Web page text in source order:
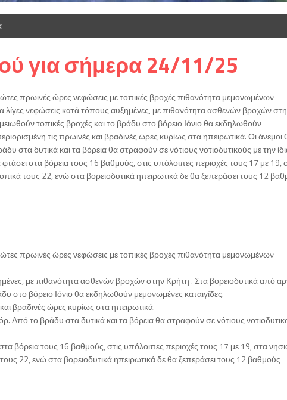
για σήμερα 24/11/25
πρωινές ώρες νεφώσεις με τοπικές βροχές πιθανότητα μεμονωμένων
νεφώσεις κατά τόπους αυξημένες, με πιθανότητα ασθενών βροχών
τοπικές βροχές και το βράδυ στο βόρειο Ιόνιο θα εκδηλωθούν
τις πρωινές και βραδινές ώρες κυρίως στα ηπειρωτικά. Οι άνεμοι
στα δυτικά και τα βόρεια θα στραφούν σε νότιους νοτιοδυτικούς με την
στα βόρεια τους 16 βαθμούς, στις υπόλοιπες περιοχές τους 17 με 19,
τους 22, ενώ στα βορειοδυτικά ηπειρωτικά δε θα ξεπεράσει τους 12
πρωινές ώρες νεφώσεις με τοπικές βροχές πιθανότητα μεμονωμένων
με πιθανότητα ασθενών βροχών στην Κρήτη . Στα βορειοδυτικά από
στο βόρειο Ιόνιο θα εκδηλωθούν μεμονωμένες καταιγίδες.
βραδινές ώρες κυρίως στα ηπειρωτικά.
Από το βράδυ στα δυτικά και τα βόρεια θα στραφούν σε νότιους
βόρεια τους 16 βαθμούς, στις υπόλοιπες περιοχές τους 17 με 19, στα
22, ενώ στα βορειοδυτικά ηπειρωτικά δε θα ξεπεράσει τους 12 βαθμούς